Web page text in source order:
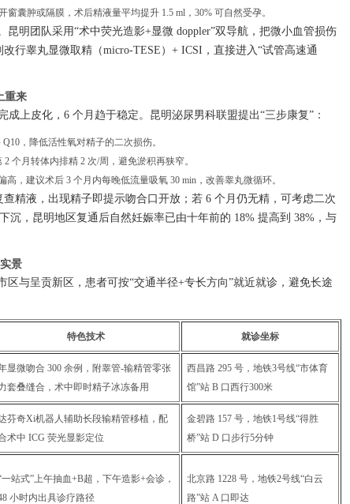
囊肿或隔膜，术后精液量平均提升 1.5 ml，30% 可自然受孕。
明团队采用“术中荧光造影+显微 doppler”双导航，把微小血管损伤
行睾丸显微取精（micro-TESE）+ ICSI，直接进入“试管高速通
重来
成上皮化，6 个月趋于稳定。昆明泌尿男科联盟提出“三步康复”：
，降低活性氧对精子的二次损伤。
个月转体内排精 2 次/周，避免淤积再狭窄。
，建议术后 3 个月内每晚低流量吸氧 30 min，改善睾丸微循环。
精液，出现精子即提示吻合口开放；若 6 个月仍无精，可考虑二次
沉，昆明地区复通后自然妊娠率已由十年前的 18% 提高到 38%，与
景
区与呈贡新区，患者可按“交通半径+专长方向”就近就诊，避免长途
特色技术 就诊坐标
显微吻合 300 余例，附睾管-输精管零张
套叠缝合，术中即时精子冰冻备用
西昌路 295 号，地铁3号线“市体育
馆”站 B 口西行300米
芬奇Xi机器人辅助长段输精管移植，配
术中 ICG 荧光显影定位
金碧路 157 号，地铁1号线“得胜
桥”站 D 口步行5分钟
一站式”上午抽血+B超，下午造影+会诊，
小时内出具诊疗路径
北京路 1228 号，地铁2号线“白云
路”站 A 口即达